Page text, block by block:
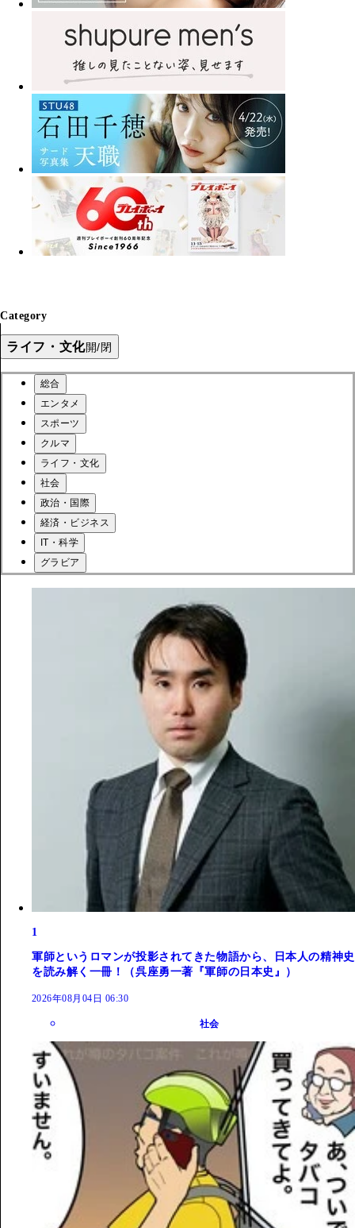
Category
ライフ・文化開/閉
総合
エンタメ
スポーツ
クルマ
ライフ・文化
社会
政治・国際
経済・ビジネス
IT・科学
グラビア
1
軍師というロマンが投影されてきた物語から、日本人の精神史
を読み解く一冊！（呉座勇一著『軍師の日本史』）
2026年08月04日 06:30
社会